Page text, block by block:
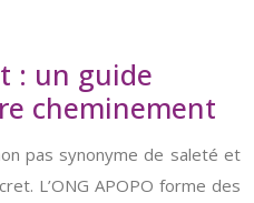
: un guide
cheminement
pas synonyme de saleté et
L’ONG APOPO forme des